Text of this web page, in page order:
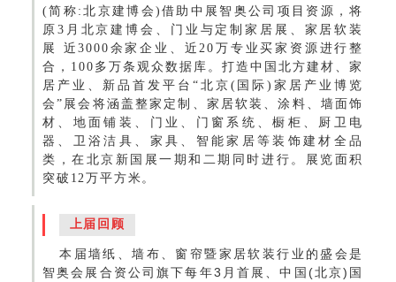
(简称:北京建博会)借助中展智奥公司项目资源，将
原3月北京建博会、门业与定制家居展、家居软装
展 近3000余家企业、近20万专业买家资源进行整
合，100多万条观众数据库。打造中国北方建材、家
居产业、新品首发平台“北京(国际)家居产业博览
会”展会将涵盖整家定制、家居软装、涂料、墙面饰
材、地面铺装、门业、门窗系统、橱柜、厨卫电
器、卫浴洁具、家具、智能家居等装饰建材全品
类，在北京新国展一期和二期同时进行。展览面积
突破12万平方米 。
上届回顾
本届墙纸、墙布、窗帘暨家居软装行业的盛会是
智奥会展合资公司旗下每年3月首展、中国(北京)国